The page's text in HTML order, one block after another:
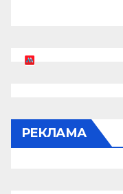
РЕКЛАМА